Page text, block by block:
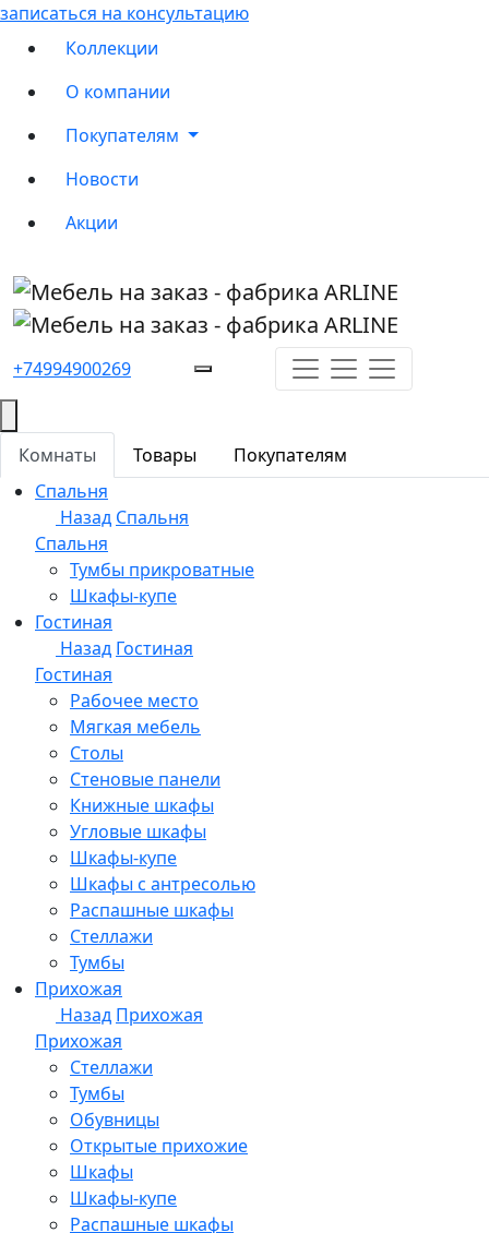
записаться на консультацию
Коллекции
О компании
Покупателям
Новости
Акции
+74994900269